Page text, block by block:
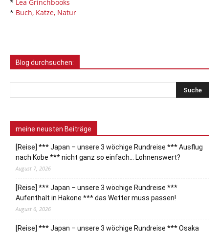
* Lea Grinchbooks
* Buch, Katze, Natur
Blog durchsuchen:
meine neusten Beiträge
[Reise] *** Japan – unsere 3 wöchige Rundreise *** Ausflug
nach Kobe *** nicht ganz so einfach… Lohnenswert?
August 7, 2026
[Reise] *** Japan – unsere 3 wöchige Rundreise ***
Aufenthalt in Hakone *** das Wetter muss passen!
August 6, 2026
[Reise] *** Japan – unsere 3 wöchige Rundreise *** Osaka